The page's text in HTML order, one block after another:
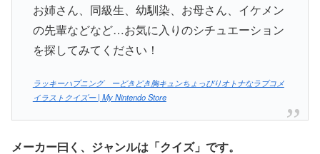
お姉さん、同級生、幼馴染、お母さん、イケメン
の先輩などなど…お気に入りのシチュエーション
を探してみてください！
ラッキーハプニング ーどきどき胸キュンちょっぴりオトナなラブコメ
イラストクイズー | My Nintendo Store
メーカー曰く、ジャンルは「クイズ」です。